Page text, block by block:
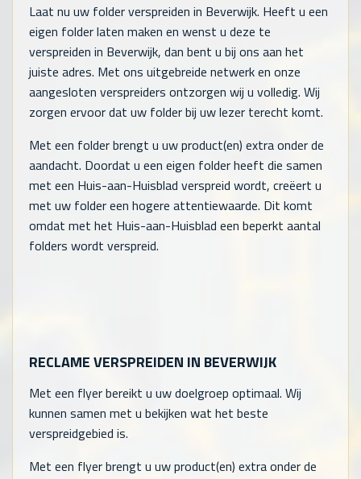
Laat nu uw folder verspreiden in Beverwijk. Heeft u een
eigen folder laten maken en wenst u deze te
verspreiden in Beverwijk, dan bent u bij ons aan het
juiste adres. Met ons uitgebreide netwerk en onze
aangesloten verspreiders ontzorgen wij u volledig. Wij
zorgen ervoor dat uw folder bij uw lezer terecht komt.
Met een folder brengt u uw product(en) extra onder de
aandacht. Doordat u een eigen folder heeft die samen
met een Huis-aan-Huisblad verspreid wordt, creëert u
met uw folder een hogere attentiewaarde. Dit komt
omdat met het Huis-aan-Huisblad een beperkt aantal
folders wordt verspreid.
RECLAME VERSPREIDEN IN BEVERWIJK
Met een flyer bereikt u uw doelgroep optimaal. Wij
kunnen samen met u bekijken wat het beste
verspreidgebied is.
Met een flyer brengt u uw product(en) extra onder de